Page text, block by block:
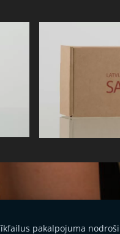
Mārupe, Lielā iela
pakalpojuma